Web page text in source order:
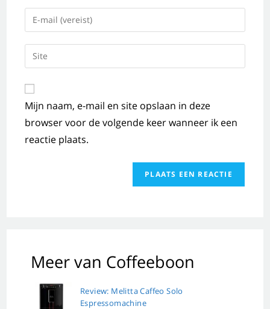
Mijn naam, e-mail en site opslaan in deze
browser voor de volgende keer wanneer ik een
reactie plaats.
Meer van Coffeeboon
Review: Melitta Caffeo Solo
Espressomachine